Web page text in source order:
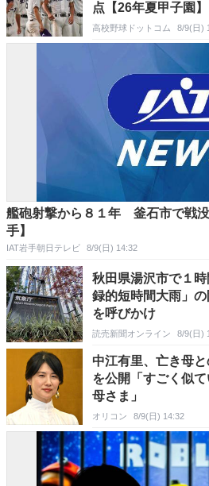
点【26年夏甲子園】
高校野球ドットコム 8/9(日)
艦砲射撃から８１年 釜石市で戦
手】
IAT岩手朝日テレビ 8/9(日) 14:32
秋田県湯沢市で１
録的短時間大雨」
を呼びかけ
読売新聞オンライン 8/9(日)
中江有里、亡き母
を公開「すごく似
母さま」
オリコン 8/9(日) 14:32